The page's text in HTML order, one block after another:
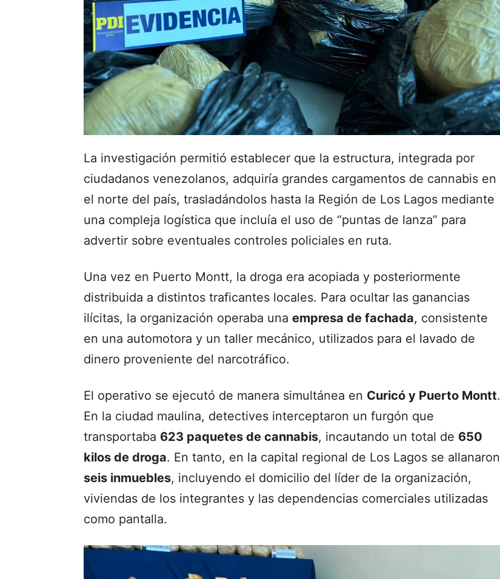
La investigación permitió establecer que la estructura, integrada por
ciudadanos venezolanos, adquiría grandes cargamentos de cannabis en
el norte del país, trasladándolos hasta la Región de Los Lagos mediante
una compleja logística que incluía el uso de “puntas de lanza” para
advertir sobre eventuales controles policiales en ruta.
Una vez en Puerto Montt, la droga era acopiada y posteriormente
distribuida a distintos traficantes locales. Para ocultar las ganancias
ilícitas, la organización operaba una empresa de fachada, consistente
en una automotora y un taller mecánico, utilizados para el lavado de
dinero proveniente del narcotráfico.
El operativo se ejecutó de manera simultánea en Curicó y Puerto Montt.
En la ciudad maulina, detectives interceptaron un furgón que
transportaba 623 paquetes de cannabis, incautando un total de 650
kilos de droga. En tanto, en la capital regional de Los Lagos se allanaron
seis inmuebles, incluyendo el domicilio del líder de la organización,
viviendas de los integrantes y las dependencias comerciales utilizadas
como pantalla.